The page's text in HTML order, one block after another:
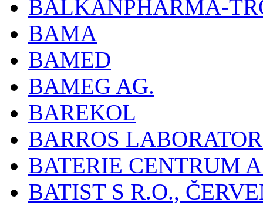
BALKANPHARMA-
BAMA
BAMED
BAMEG AG.
BAREKOL
BARROS
BATERIE CENTRUM
BATIST S R.O.,